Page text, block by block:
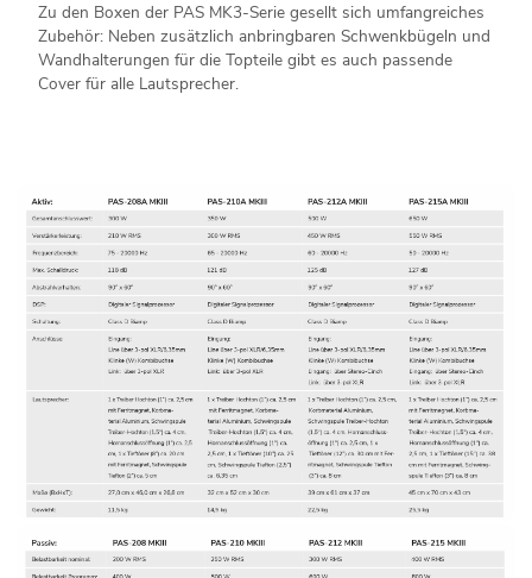
Zu den Boxen der PAS MK3-Serie gesellt sich umfangreiches
Zubehör: Neben zusätzlich anbringbaren Schwenkbügeln und
Wandhalterungen für die Topteile gibt es auch passende
Cover für alle Lautsprecher.